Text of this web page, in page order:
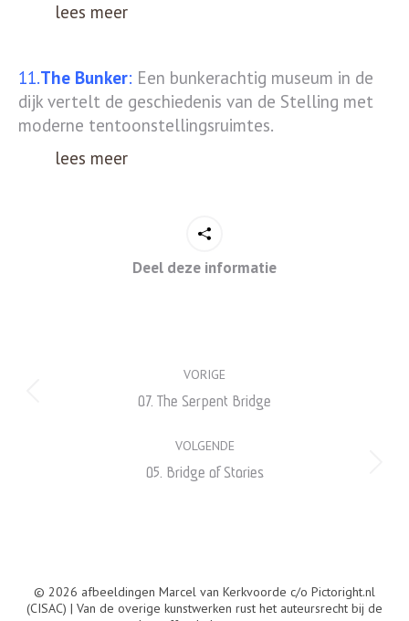
lees meer
11.The Bunker: Een bunkerachtig museum in de
dijk vertelt de geschiedenis van de Stelling met
moderne tentoonstellingsruimtes.
lees meer
Deel deze informatie
navigation
VORIGE
Previous
07. The Serpent Bridge
VOLGENDE
Next
05. Bridge of Stories
© 2026 afbeeldingen Marcel van Kerkvoorde c/o Pictoright.nl
(CISAC) | Van de overige kunstwerken rust het auteursrecht bij de